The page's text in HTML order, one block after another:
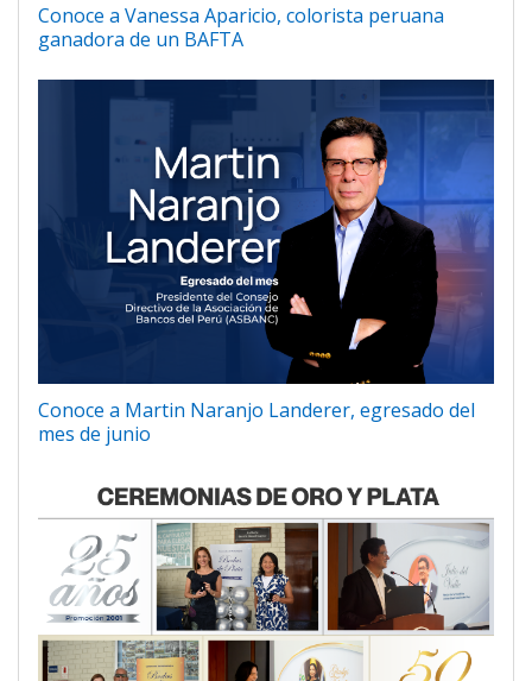
Conoce a Vanessa Aparicio, colorista peruana
ganadora de un BAFTA
Conoce a Martin Naranjo Landerer, egresado del
mes de junio